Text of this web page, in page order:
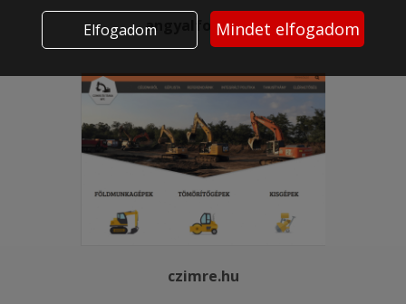
angyalforras.hu
czimre.hu
Elfogadom Mindet elfogadom